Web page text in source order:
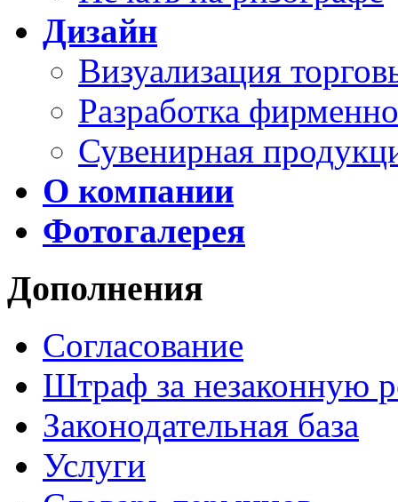
Дизайн
Визуализация
Разработка
Сувенирная
О компании
Фотогалерея
Дополнения
Согласование
Штраф за незаконную
Законодательная база
Услуги